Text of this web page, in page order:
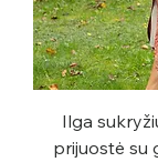
Ilga
prijuostė su